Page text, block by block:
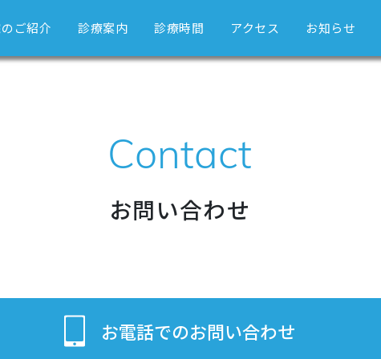
ご紹介 診療案内 診療時間 アクセス お知らせ
Contact
お問い合わせ
お電話でのお問い合わせ